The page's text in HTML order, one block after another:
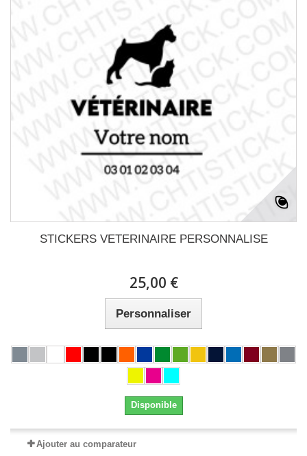
STICKERS VETERINAIRE PERSONNALISE
25,00 €
Personnaliser
Disponible
Ajouter au comparateur